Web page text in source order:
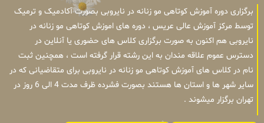
برگزاری دوره آموزش کوتاهی مو زنانه در نایروبی بصورت آکادمیک و ترمیک
توسط مرکز آموزش عالی عریس ، دوره های اموزش کوتاهی مو زنانه در
نایروبی هم اکنون به صورت برگزاری کلاس های حضوری یا آنلاین در
دسترس عموم علاقه مندان به این رشته قرار گرفته است ، همچنین ثبت
نام در کلاس های آموزش کوتاهی مو زنانه در نایروبی برای متقاضیانی که در
سایر شهر ها و استان ها هستند بصورت فشرده ظرف مدت 4 الی 6 روز در
تهران برگزار میشوند .